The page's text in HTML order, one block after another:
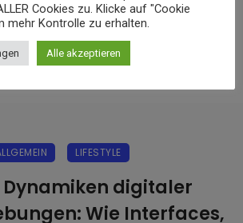
LIFESTYLE
Dynamiken digitaler
Wie Interfaces,
Cookies zu. Klicke auf "Cookie
mehr Kontrolle zu erhalten.
Alle akzeptieren